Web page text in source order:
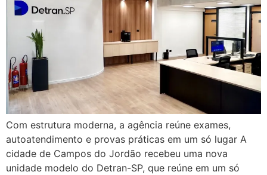
Com estrutura moderna, a agência reúne exames,
autoatendimento e provas práticas em um só lugar A
cidade de Campos do Jordão recebeu uma nova
unidade modelo do Detran-SP, que reúne em um só